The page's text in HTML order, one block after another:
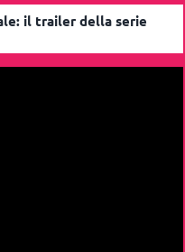
il trailer della serie